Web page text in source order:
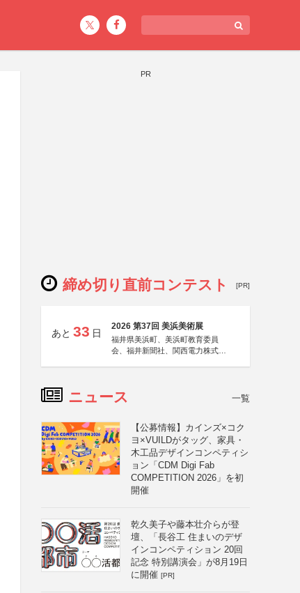
PR
締め切り直前コンテスト [PR]
あと 33 日
2026 第37回 美浜美術展
福井県美浜町、美浜町教育委員
会、福井新聞社、関西電力株式会
ニュース 一覧
【公募情報】カインズ×コク
ヨ×VUILDがタッグ、家具・
木工品デザインコンペティシ
ョン「CDM Digi Fab
COMPETITION 2026」を初
開催
乾久美子や藤本壮介らが登
壇、「長谷工 住まいのデザ
インコンペティション 20回
記念 特別講演会」が8月19日
に開催 [PR]